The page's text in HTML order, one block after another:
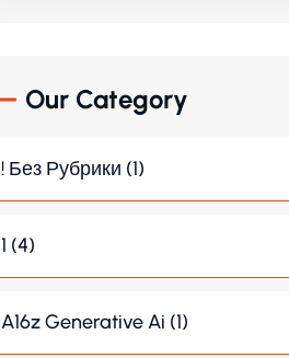
Our Category
! Без Рубрики (1)
1 (4)
A16z Generative Ai (1)